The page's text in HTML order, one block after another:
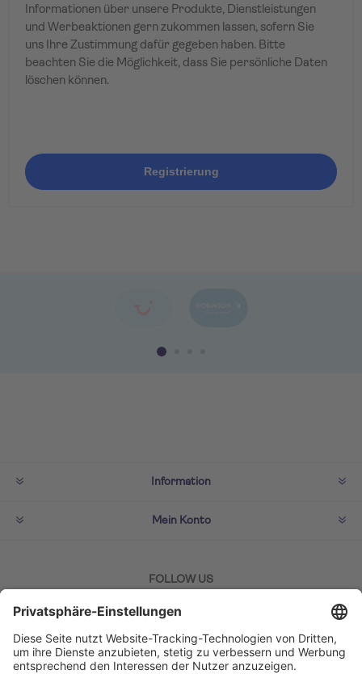
Informationen über unsere Produkte, Dienstleistungen
und Werbeaktionen gern zukommen lassen, sofern Sie
uns Ihre Zustimmung dafür gegeben haben. Bitte
beachten Sie die Möglichkeit, dass Sie persönliche Daten
löschen können.
Registrierung
Information
Mein Konto
FOLLOW US
ZAHLMETHODEN